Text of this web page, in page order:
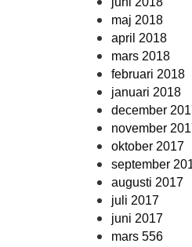
maj 2018
april 2018
mars 2018
februari 2018
januari 2018
december
november
oktober 2017
september
augusti 2017
juli 2017
juni 2017
mars 556